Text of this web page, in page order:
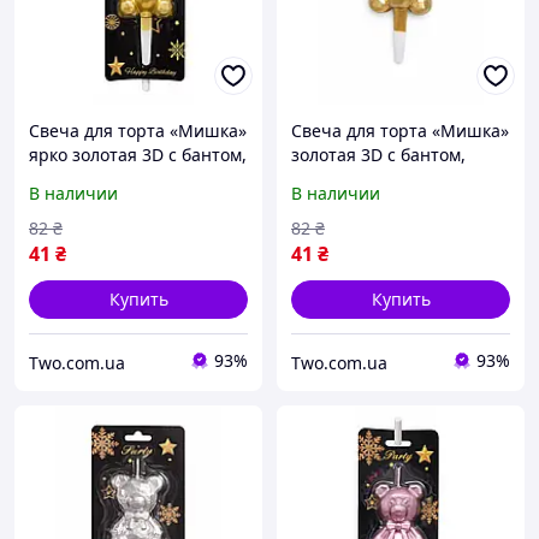
Свеча для торта «Мишка»
ярко золотая 3D с бантом,
медвежонок, стильный
праздничный декор на
день рождения
В наличии
41 ₴
82 ₴
Купить
Two.com.ua 93%
Свеча для торта «Мишка»
золотая 3D с бантом,
медвежонок, стильный
праздничный декор на
день рождения
В наличии
41 ₴
82 ₴
Купить
Two.com.ua 93%